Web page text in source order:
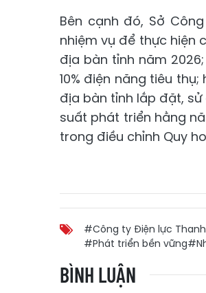
Bên cạnh đó, Sở
nhiệm vụ để thực hiện
địa bàn tỉnh năm
10% điện năng tiêu
địa bàn tỉnh lắp đặt,
suất phát triển hằng
trong điều chỉnh Quy
#Công ty Điện lực
#Phát triển bền vững
BÌNH LUẬN